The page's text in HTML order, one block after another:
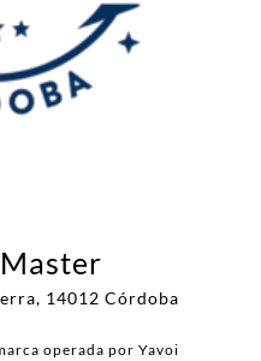
14012 Córdoba
operada por Yavoi